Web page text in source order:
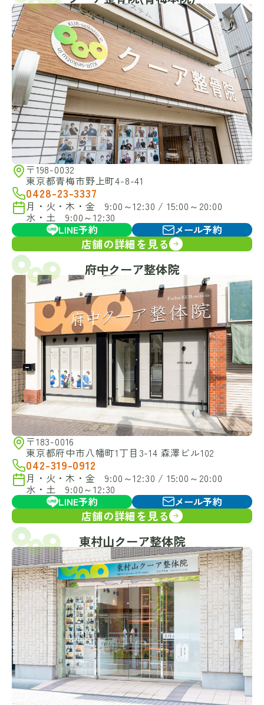
〒198-0032
東京都青梅市野上町4-8-41
0428-23-3337
月・火・木・金 9:00～12:30 / 15:00～20:00
水・土 9:00～12:30
LINE予約
メール予約
店舗の詳細を見る
府中クーア整体院
〒183-0016
東京都府中市八幡町1丁目3-14 森澤ビル102
042-319-0912
月・火・木・金 9:00～12:30 / 15:00～20:00
水・土 9:00～12:30
LINE予約
メール予約
店舗の詳細を見る
東村山クーア整体院